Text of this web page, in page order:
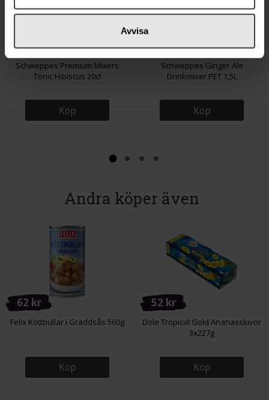
Avvisa
23 kr
Schweppes Premium Mixers
Tonic Hibiscus 20cl
Köp
27 kr
Schweppes Ginger Ale
Drinkmixer PET 1,5L
Köp
Andra köper även
62 kr
Felix Köttbullar i Gräddsås 560g
Köp
52 kr
Dole Tropical Gold Ananasskivor
3x227g
Köp